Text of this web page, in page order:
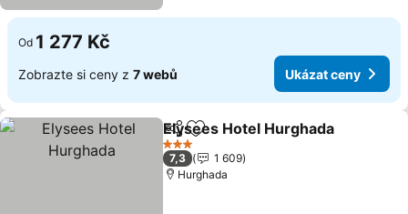
Od 1 277 Kč
Zobrazte si ceny z 7 webů Ukázat ceny
SdíletPřidat na seznam oblíbených
Elysees Hotel Hurghada
3 Počet hvězdiček
7,3
1 609
Hurghada